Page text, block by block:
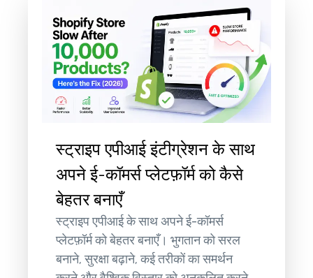
स्ट्राइप एपीआई इंटीग्रेशन के साथ
अपने ई-कॉमर्स प्लेटफ़ॉर्म को कैसे
बेहतर बनाएँ
स्ट्राइप एपीआई के साथ अपने ई-कॉमर्स
प्लेटफ़ॉर्म को बेहतर बनाएँ। भुगतान को सरल
बनाने, सुरक्षा बढ़ाने, कई तरीकों का समर्थन